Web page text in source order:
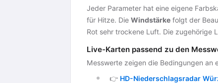
Jeder Parameter hat eine eigene
für Hitze. Die Windstärke folgt der
Rot sehr trockene Luft. Die zugehörige
Live-Karten passend zu den
Messwerte zeigen die Bedingungen an
👉 HD-Niederschlagsradar